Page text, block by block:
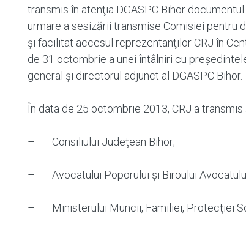
transmis în atenţia DGASPC Bihor
urmare a sesizării transmise Comisiei pentru
şi facilitat accesul reprezentanţilor CRJ în
de 31 octombrie a unei întâlniri cu
general şi directorul adjunct al DGASPC Bihor.
În data de 25 octombrie 2013, CRJ a
– Consiliului Judeţean Bihor;
– Avocatului Poporului şi Biroului
– Ministerului Muncii, Familiei, Protecţiei